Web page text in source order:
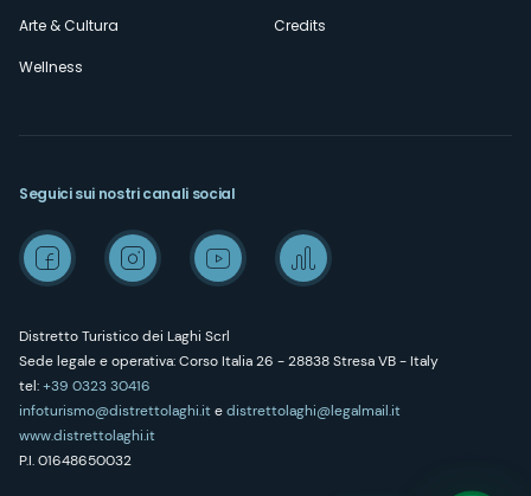
Arte & Cultura
Wellness
Credits
Distretto Turistico dei Laghi Scrl
Sede legale e operativa: Corso Italia 26 - 28838 Stresa VB - Italy
tel:+39 0323 30416
infoturismo@distrettolaghi.itedistrettolaghi@legalmail.it
www.distrettolaghi.it
P.I. 01648650032
Seguici sui nostri canali social